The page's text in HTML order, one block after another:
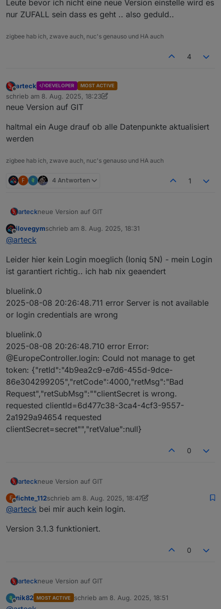
Leute bevor ich nicht eine neue Version einstelle wird es
nur ZUFALL sein dass es geht .. also geduld..
zigbee hab ich, zwave auch, nuc's genauso und HA auch
4
Offline
arteck DEVELOPER MOST ACTIVE
schrieb am 8. Aug. 2025, 18:23
zuletzt editiert von arteck 8. Aug. 2025, 20:24
neue Version auf GIT
haltmal ein Auge drauf ob alle Datenpunkte aktualisiert
werden
zigbee hab ich, zwave auch, nuc's genauso und HA auch
F 4 Antworten 1
arteckneue Version auf GIT
haltmal ein Auge drauf ob alle Datenpunkte aktualisiert
Offline
ilovegymschrieb am 8. Aug. 2025, 18:31
zuletzt editiert von
@arteck
Leider hier kein Login moeglich (Ioniq 5N) - mein Login
ist garantiert richtig.. ich hab nix geaendert
bluelink.0
2025-08-08 20:26:48.711 error Server is not available
or login credentials are wrong
bluelink.0
2025-08-08 20:26:48.710 error Error:
@EuropeController.login: Could not manage to get
token: {"retId":"4b9ea2c9-e7d6-455d-9dce-
86e304299205","retCode":4000,"retMsg":"Bad
Request","retSubMsg":""clientSecret is wrong.
requested clientId=6d477c38-3ca4-4cf3-9557-
2a1929a94654 requested
clientSecret=secret"","retValue":null}
0
arteckneue Version auf GIT
haltmal ein Auge drauf ob alle Datenpunkte aktualisiert
werden
F
Offline
fichte_112schrieb am 8. Aug. 2025, 18:47
zuletzt editiert von fichte_1128. Aug. 2025, 20:47
@arteck bei mir auch kein login.
Version 3.1.3 funktioniert.
0
arteckneue Version auf GIT
haltmal ein Auge drauf ob alle Datenpunkte aktualisiert
Offline
nik82 MOST ACTIVE schrieb am 8. Aug. 2025, 18:51
zuletzt editiert von